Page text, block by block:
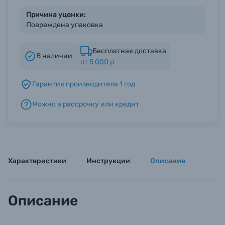
Б/У фототехника (Комиссионные товары)
Уценённые товары
Причина уценки:
Повреждена упаковка
В наличии
Бесплатная доставка
от 5 000 р
Гарантия производителя 1 год
Можно в рассрочку или кредит
Характеристики Инструкции Описание
Описание